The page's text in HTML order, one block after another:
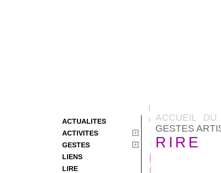
ACTUALITES
ACTIVITES
GESTES
LIENS
LIRE
ACCUEIL
GESTES
RIRE